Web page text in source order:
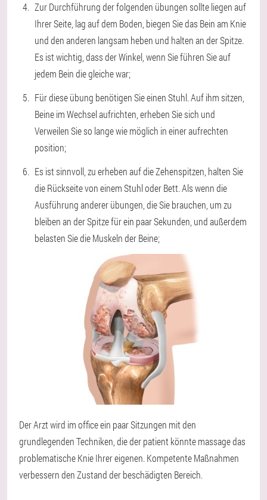
Zur Durchführung der folgenden übungen sollte liegen auf
Ihrer Seite, lag auf dem Boden, biegen Sie das Bein am Knie
und den anderen langsam heben und halten an der Spitze.
Es ist wichtig, dass der Winkel, wenn Sie führen Sie auf
jedem Bein die gleiche war;
Für diese übung benötigen Sie einen Stuhl. Auf ihm sitzen,
Beine im Wechsel aufrichten, erheben Sie sich und
Verweilen Sie so lange wie möglich in einer aufrechten
position;
Es ist sinnvoll, zu erheben auf die Zehenspitzen, halten Sie
die Rückseite von einem Stuhl oder Bett. Als wenn die
Ausführung anderer übungen, die Sie brauchen, um zu
bleiben an der Spitze für ein paar Sekunden, und außerdem
belasten Sie die Muskeln der Beine;
Der Arzt wird im office ein paar Sitzungen mit den
grundlegenden Techniken, die der patient könnte massage das
problematische Knie Ihrer eigenen. Kompetente Maßnahmen
verbessern den Zustand der beschädigten Bereich.